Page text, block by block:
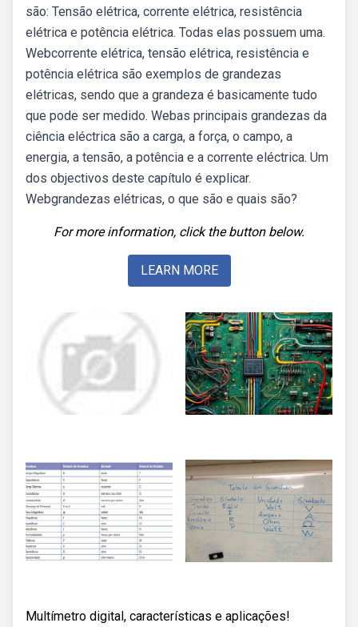
são: Tensão elétrica, corrente elétrica, resistência
elétrica e potência elétrica. Todas elas possuem uma.
Webcorrente elétrica, tensão elétrica, resistência e
potência elétrica são exemplos de grandezas
elétricas, sendo que a grandeza é basicamente tudo
que pode ser medido. Webas principais grandezas da
ciência eléctrica são a carga, a força, o campo, a
energia, a tensão, a potência e a corrente eléctrica. Um
dos objectivos deste capítulo é explicar.
Webgrandezas elétricas, o que são e quais são?
For more information, click the button below.
LEARN MORE
Multímetro digital, características e aplicações!